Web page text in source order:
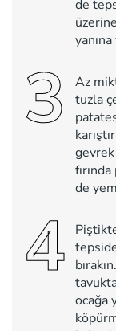
de
3
Az
tuzla
de
4
ocağa